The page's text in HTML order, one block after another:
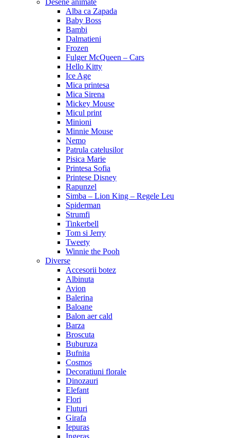
Desene animate
Alba ca Zapada
Baby Boss
Bambi
Dalmatieni
Frozen
Fulger McQueen – Cars
Hello Kitty
Ice Age
Mica printesa
Mica Sirena
Mickey Mouse
Micul print
Minioni
Minnie Mouse
Nemo
Patrula catelusilor
Pisica Marie
Printesa Sofia
Printese Disney
Rapunzel
Simba – Lion King – Regele Leu
Spiderman
Strumfi
Tinkerbell
Tom si Jerry
Tweety
Winnie the Pooh
Diverse
Accesorii botez
Albinuta
Avion
Balerina
Baloane
Balon aer cald
Barza
Broscuta
Buburuza
Bufnita
Cosmos
Decoratiuni florale
Dinozauri
Elefant
Flori
Fluturi
Girafa
Iepuras
Ingeras